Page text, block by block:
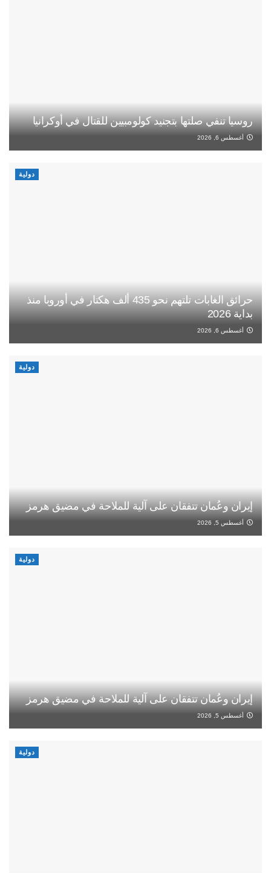
روسيا تنفي صلتها بتجنيد كولومبيين للقتال في أوكرانيا
أغسطس 6, 2026
دولية
حرائق الغابات تلتهم نحو 435 ألف هكتار في أوروبا منذ
بداية 2026
أغسطس 6, 2026
دولية
إيران وعُمان تتفقان على آلية للملاحة في مضيق هرمز
أغسطس 5, 2026
دولية
إيران وعُمان تتفقان على آلية للملاحة في مضيق هرمز
أغسطس 5, 2026
دولية